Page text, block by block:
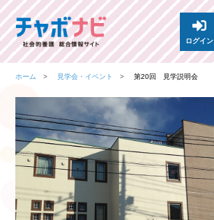
ログイン
ホーム 見学会・イベント 第20回 見学説明会